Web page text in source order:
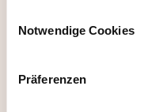
Notwendige Cookies
Präferenzen
memory !
AUF ANFRAGE